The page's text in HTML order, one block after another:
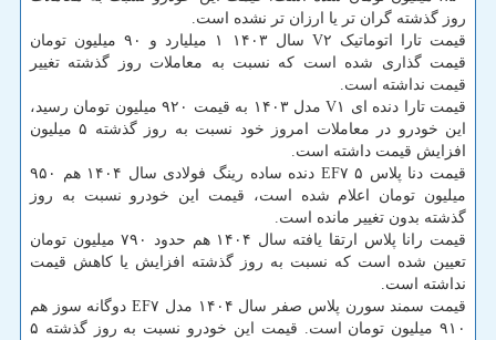
روز گذشته گران تر یا ارزان تر نشده است.
قیمت تارا اتوماتیک V۲ سال ۱۴۰۳ ۱ میلیارد و ۹۰ میلیون تومان
قیمت گذاری شده است که نسبت به معاملات روز گذشته تغییر
قیمت نداشته است.
قیمت تارا دنده ای V۱ مدل ۱۴۰۳ به قیمت ۹۲۰ میلیون تومان رسید،
این خودرو در معاملات امروز خود نسبت به روز گذشته ۵ میلیون
افزایش قیمت داشته است.
قیمت دنا پلاس EF۷ ۵ دنده ساده رینگ فولادی سال ۱۴۰۴ هم ۹۵۰
میلیون تومان اعلام شده است، قیمت این خودرو نسبت به روز
گذشته بدون تغییر مانده است.
قیمت رانا پلاس ارتقا یافته سال ۱۴۰۴ هم حدود ۷۹۰ میلیون تومان
تعیین شده است که نسبت به روز گذشته افزایش یا کاهش قیمت
نداشته است.
قیمت سمند سورن پلاس صفر سال ۱۴۰۴ مدل EF۷ دوگانه سوز هم
۹۱۰ میلیون تومان است. قیمت این خودرو نسبت به روز گذشته ۵